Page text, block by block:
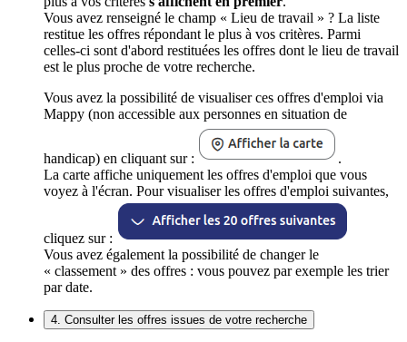
Vous avez renseigné le champ « Lieu de travail » ? La liste
restitue les offres répondant le plus à vos critères. Parmi
celles-ci sont d'abord restituées les offres dont le lieu de travail
est le plus proche de votre recherche.
Vous avez la possibilité de visualiser ces offres d'emploi via
Mappy (non accessible aux personnes en situation de
handicap) en cliquant sur :
.
La carte affiche uniquement les offres d'emploi que vous
voyez à l'écran. Pour visualiser les offres d'emploi suivantes,
cliquez sur :
Vous avez également la possibilité de changer le
« classement » des offres : vous pouvez par exemple les trier
par date.
4. Consulter les offres issues de votre recherche